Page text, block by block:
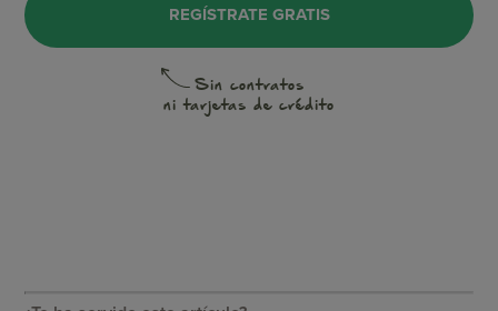
REGÍSTRATE GRATIS
Sin contratos
ni tarjetas de crédito